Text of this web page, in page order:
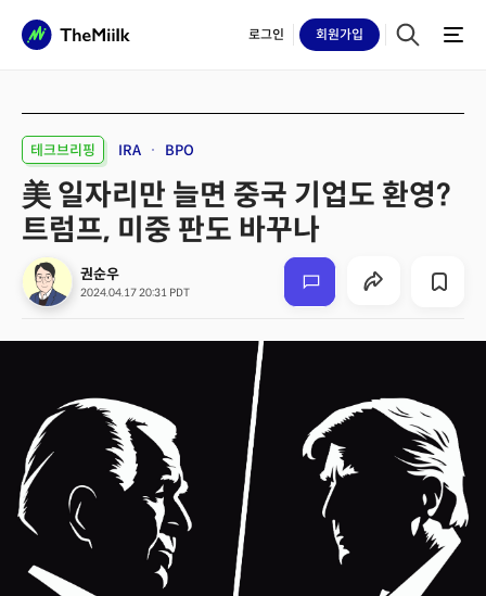
로그인 회원가입
테크브리핑 IRA BPO
美 일자리만 늘면 중국 기업도 환영?
트럼프, 미중 판도 바꾸나
권순우
2024.04.17 20:31 PDT